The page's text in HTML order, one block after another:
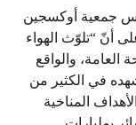
جمعية أوكسجين
أنّ “تلوّث الهواء
العامة، والواقع
في الكثير من
المناخية